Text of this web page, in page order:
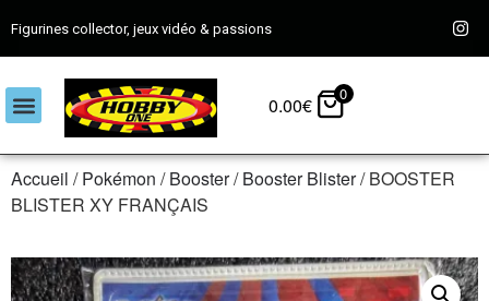
Figurines collector, jeux vidéo & passions
0.00€ 0
Accueil /Pokémon /Booster/Booster Blister/ BOOSTER
BLISTER XY FRANÇAIS